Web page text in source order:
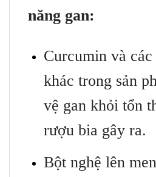
năng gan:
Curcumin và
khác trong sản
vệ gan khỏi tổn
rượu bia gây ra.
Bột nghệ lên